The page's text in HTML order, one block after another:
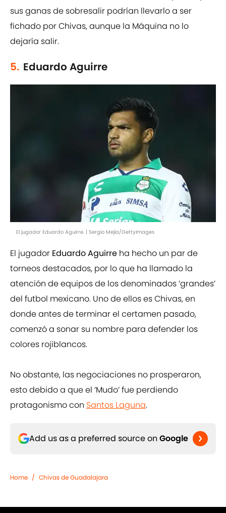
sus ganas de sobresalir podrían llevarlo a ser
fichado por Chivas, aunque la Máquina no lo
dejaría salir.
5. Eduardo Aguirre
El jugador Eduardo Aguirre. | Sergio Mejia/GettyImages
El jugador Eduardo Aguirre ha hecho un par de
torneos destacados, por lo que ha llamado la
atención de equipos de los denominados ‘grandes’
del futbol mexicano. Uno de ellos es Chivas, en
donde antes de terminar el certamen pasado,
comenzó a sonar su nombre para defender los
colores rojiblancos.
No obstante, las negociaciones no prosperaron,
esto debido a que el ‘Mudo’ fue perdiendo
protagonismo con Santos Laguna.
Add us as a preferred source on Google
Home / Chivas de Guadalajara